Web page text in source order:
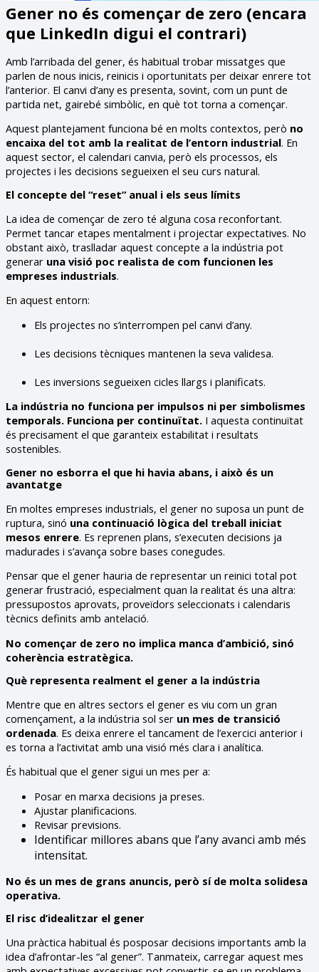
Gener no és començar de zero (encara
que LinkedIn digui el contrari)
Amb l’arribada del gener, és habitual trobar missatges que
parlen de nous inicis, reinicis i oportunitats per deixar enrere tot
l’anterior. El canvi d’any es presenta, sovint, com un punt de
partida net, gairebé simbòlic, en què tot torna a començar.
Aquest plantejament funciona bé en molts contextos, però no
encaixa del tot amb la realitat de l’entorn industrial. En
aquest sector, el calendari canvia, però els processos, els
projectes i les decisions segueixen el seu curs natural.
El concepte del “reset” anual i els seus límits
La idea de començar de zero té alguna cosa reconfortant.
Permet tancar etapes mentalment i projectar expectatives. No
obstant això, traslladar aquest concepte a la indústria pot
generar una visió poc realista de com funcionen les
empreses industrials.
En aquest entorn:
Els projectes no s’interrompen pel canvi d’any.
Les decisions tècniques mantenen la seva validesa.
Les inversions segueixen cicles llargs i planificats.
La indústria no funciona per impulsos ni per simbolismes
temporals. Funciona per continuïtat. I aquesta continuïtat
és precisament el que garanteix estabilitat i resultats
sostenibles.
Gener no esborra el que hi havia abans, i això és un
avantatge
En moltes empreses industrials, el gener no suposa un punt de
ruptura, sinó una continuació lògica del treball iniciat
mesos enrere. Es reprenen plans, s’executen decisions ja
madurades i s’avança sobre bases conegudes.
Pensar que el gener hauria de representar un reinici total pot
generar frustració, especialment quan la realitat és una altra:
pressupostos aprovats, proveïdors seleccionats i calendaris
tècnics definits amb antelació.
No començar de zero no implica manca d’ambició, sinó
coherència estratègica.
Què representa realment el gener a la indústria
Mentre que en altres sectors el gener es viu com un gran
començament, a la indústria sol ser un mes de transició
ordenada. Es deixa enrere el tancament de l’exercici anterior i
es torna a l’activitat amb una visió més clara i analítica.
És habitual que el gener sigui un mes per a:
Posar en marxa decisions ja preses.
Ajustar planificacions.
Revisar previsions.
Identificar millores abans que l’any avanci amb més
intensitat.
No és un mes de grans anuncis, però sí de molta solidesa
operativa.
El risc d’idealitzar el gener
Una pràctica habitual és posposar decisions importants amb la
idea d’afrontar-les “al gener”. Tanmateix, carregar aquest mes